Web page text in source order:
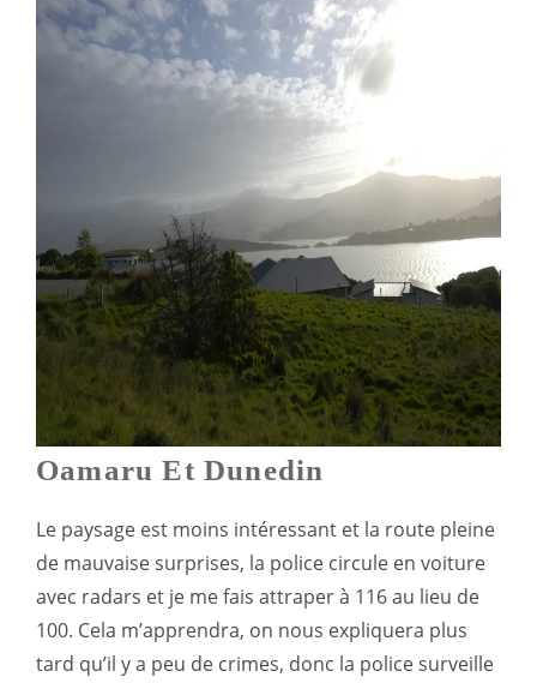
Oamaru Et Dunedin
Le paysage est moins intéressant et la route pleine
de mauvaise surprises, la police circule en voiture
avec radars et je me fais attraper à 116 au lieu de
100. Cela m’apprendra, on nous expliquera plus
tard qu’il y a peu de crimes, donc la police surveille